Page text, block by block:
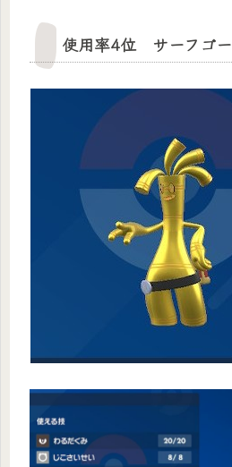
使用率4位 サーフゴー